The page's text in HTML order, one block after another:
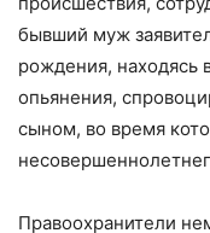
бывший муж
рождения, находясь
опьянения,
сыном, во время
Правоохранители